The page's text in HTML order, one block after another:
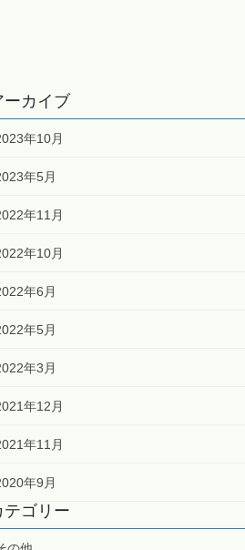
ーカイブ
年10月
年5月
年11月
年10月
年6月
年5月
年3月
年12月
年11月
年9月
テゴリー